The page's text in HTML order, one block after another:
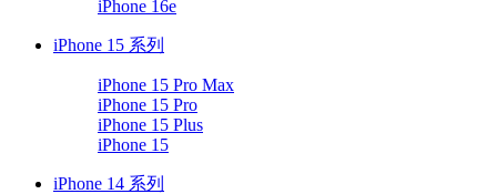
iPhone 16e
iPhone 15 系列
iPhone 15 Pro Max
iPhone 15 Pro
iPhone 15 Plus
iPhone 15
iPhone 14 系列